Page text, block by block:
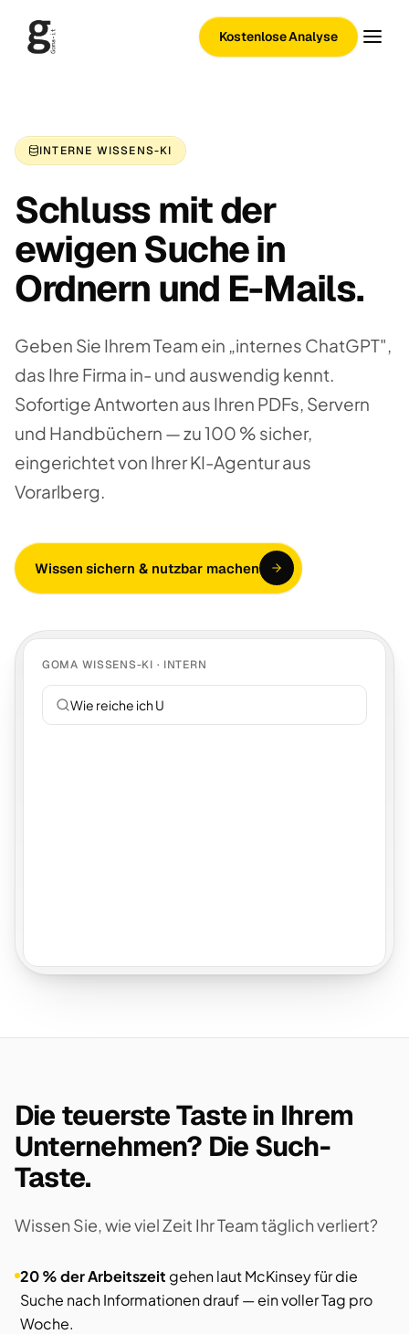
Kostenlose Analyse
INTERNE WISSENS-KI
Schluss mit der
ewigen Suche in
Ordnern und E-Mails.
Geben Sie Ihrem Team ein „internes ChatGPT",
das Ihre Firma in- und auswendig kennt.
Sofortige Antworten aus Ihren PDFs, Servern
und Handbüchern — zu 100 % sicher,
eingerichtet von Ihrer KI-Agentur aus
Vorarlberg.
Wissen sichern & nutzbar machen
GOMA WISSENS-KI · INTERN
Wie reiche ich Urlaub ei
Die teuerste Taste in Ihrem
Unternehmen? Die Such-
Taste.
Wissen Sie, wie viel Zeit Ihr Team täglich verliert?
20 % der Arbeitszeitgehen laut McKinsey für die
Suche nach Informationen drauf — ein voller Tag pro
Woche.